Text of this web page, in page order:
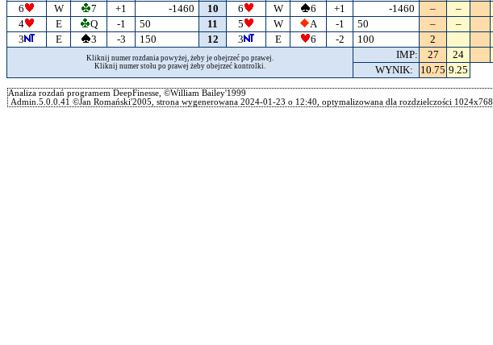
6
W 7 +1 -1460 10 6 W 6 +1 -1460 –
–
4
E Q -1 50 11 5 W A -1 50 –
–
3
E 3 -3 150 12 3 E 6 -2 100 2
Kliknij numer rozdania powyżej, żeby je obejrzeć po prawej.
Kliknij numer stołu po prawej żeby obejrzeć kontrolki.
IMP: 27
24
WYNIK:
10.75 9.25
Analiza rozdań programem DeepFinesse, ©William Bailey'1999
Admin.5.0.0.41 ©Jan Romański'2005, strona wygenerowana 2024-01-23 o 12:40, optymalizowana dla rozdzielczości 1024x768.